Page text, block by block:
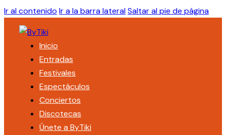
Ir al contenido Ir a la barra lateralSaltar al pie de página
Inicio
Entradas
Festivales
Espectáculos
Conciertos
Discotecas
Únete a ByTiki